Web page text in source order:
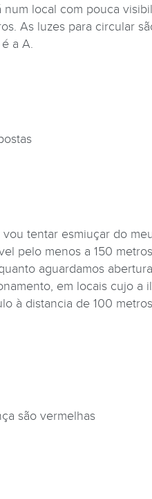
num local com pouca
As luzes para circular
a A.
tentar esmiuçar do
pelo menos a 150
aguardamos
em locais cujo a
à distancia de 100
são vermelhas